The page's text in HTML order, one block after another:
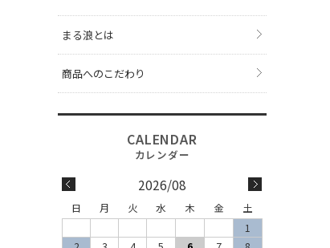
まる浪とは
商品へのこだわり
2026/08
日 月 火 水 木 金
土
1